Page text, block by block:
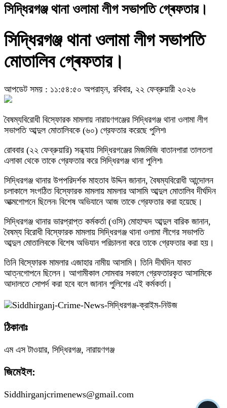
সিদ্ধিরগঞ্জ থানা ওলামা লীগ সভাপতি গ্ৰেফতার।
সিদ্ধিরগঞ্জ থানা ওলামা লীগ সভাপতি
মোতালিব গ্ৰেফতার।
আপডেট সময় : ১১:৫৪:৫০ অপরাহ্ন, রবিবার, ২২ ফেব্রুয়ারী ২০২৬
বৈষম্যবিরোধী বিস্ফোরক মামলায় নারায়ণগঞ্জের সিদ্ধিরগঞ্জ থানা ওলামা লীগ
সভাপতি আব্দুল মোতালিবকে (৬০) গ্রেফতার করেছে পুলিশ৷
রোববার (২২ ফেব্রুয়ারি) সন্ধ্যায় সিদ্ধিরগঞ্জের মিজমিজি বাতানপারা তালতলা
এলাকা থেকে তাকে গ্রেফতার করে সিদ্ধিরগঞ্জ থানা পুলিশ৷
সিদ্ধিরগঞ্জ থানার উপপরিদর্শক মাহতাব উদ্দিন জানান, বৈষম্যবিরোধী আন্দোলন
চলাকালে সংগঠিত বিস্ফোরক মামলায় মামলার আসামি আব্দুল মোতালিব দীর্ঘদিন
আত্মগোপনে ছিলেন৷ বিশেষ অভিযানে আজ তাকে গ্রেফতার করা হয়েছে।
সিদ্ধিরগঞ্জ থানার ভারপ্রাপ্ত কর্মকর্তা (ওসি) মোহাম্মদ আব্দুল বারিক জানান,
বৈষম্য বিরোধী বিস্ফোরক মামলায় সিদ্ধিরগঞ্জ থানা ওলামা লীগের সভাপতি
আব্দুল মোতালিবকে বিশেষ অভিযান পরিচালনা করে তাকে গ্রেফতার করা হয়।
তিনি বিস্ফোরক মামলার এজাহার নামীয় আসামি। তিনি দীর্ঘদিন যাবত
আত্নগোপনে ছিলেন। আগামীকাল সোমবার সকালে গ্রেফতারকৃত আসামিকে
আদালতে সোপর্দ করা হবে বলে জানান পুলিশের এই কর্মকর্তা।
ঠিকানাঃ
এম এস টাওয়ার, সিদ্ধিরগঞ্জ, নারায়ণগঞ্জ
জিমেইল:
Siddhirganjcrimenews@gmail.com